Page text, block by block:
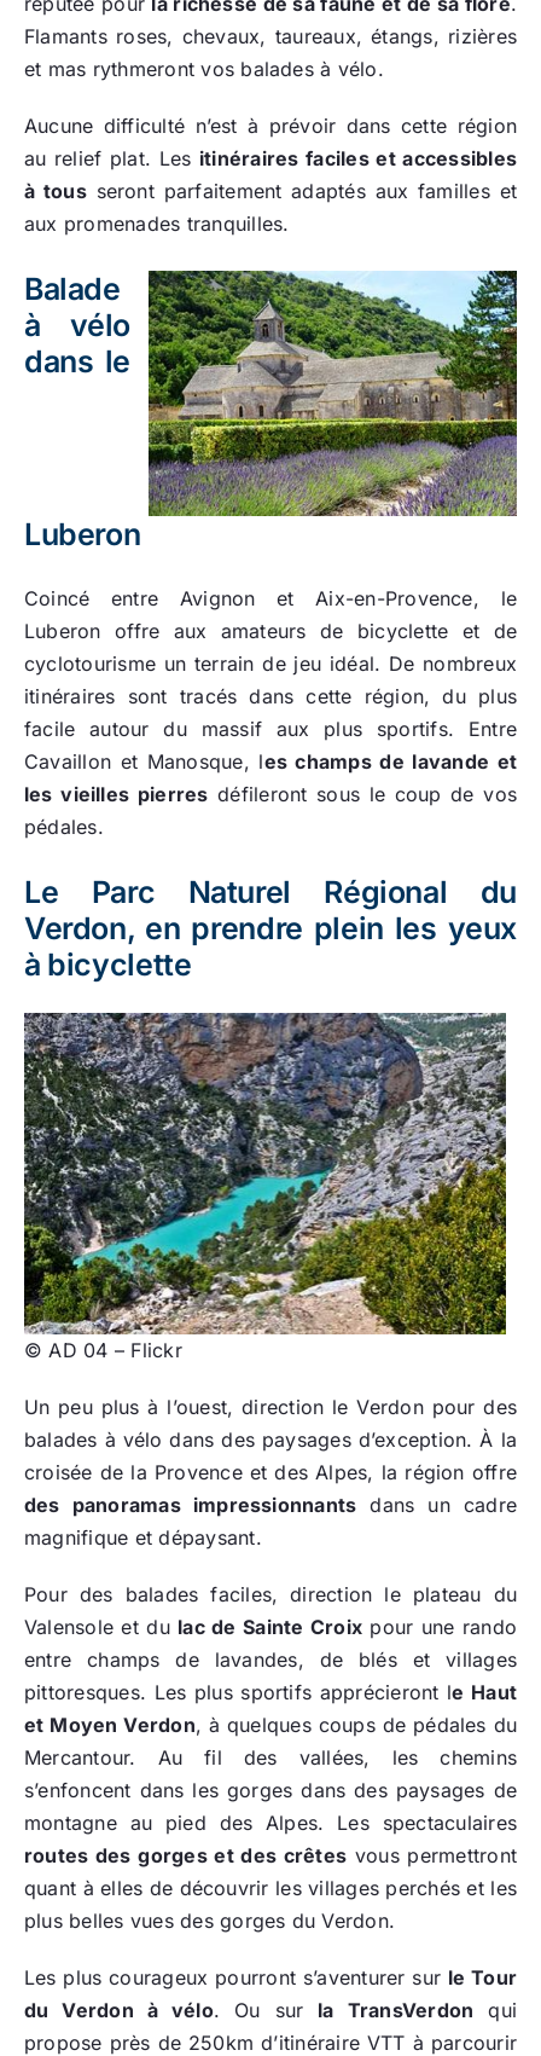
Flamants roses, chevaux, taureaux, étangs, rizières
et mas rythmeront vos balades à vélo.
Aucune difficulté n’est à prévoir dans cette région
au relief plat. Les itinéraires faciles et accessibles
à tousseront parfaitement adaptés aux familles et
aux promenades tranquilles.
Balade
à vélo
dans le
Luberon
Coincé entre Avignon et Aix-en-Provence, le
Luberon offre aux amateurs de bicyclette et de
cyclotourisme un terrain de jeu idéal. De nombreux
itinéraires sont tracés dans cette région, du plus
facile autour du massif aux plus sportifs. Entre
Cavaillon et Manosque, les champs de lavande et
les vieilles pierres défileront sous le coup de vos
pédales.
Le Parc Naturel Régional du
Verdon, en prendre plein les yeux
à bicyclette
© AD 04 – Flickr
Un peu plus à l’ouest, direction le Verdon pour des
balades à vélo dans des paysages d’exception. À la
croisée de la Provence et des Alpes, la région offre
des panoramas impressionnants dans un cadre
magnifique et dépaysant.
Pour des balades faciles, direction le plateau du
Valensole et du lac de Sainte Croix pour une rando
entre champs de lavandes, de blés et villages
pittoresques. Les plus sportifs apprécieront le Haut
et Moyen Verdon, à quelques coups de pédales du
Mercantour. Au fil des vallées, les chemins
s’enfoncent dans les gorges dans des paysages de
montagne au pied des Alpes. Les spectaculaires
routes des gorges et des crêtes vous permettront
quant à elles de découvrir les villages perchés et les
plus belles vues des gorges du Verdon.
Les plus courageux pourront s’aventurer sur le Tour
du Verdon à vélo. Ou sur la TransVerdon qui
propose près de 250km d’itinéraire VTT à parcourir